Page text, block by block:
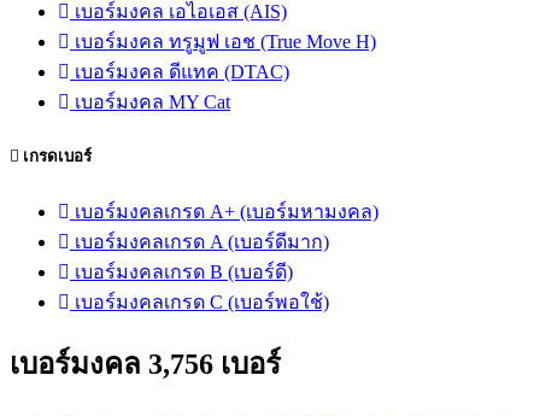
เบอร์มงคล เอไอเอส (AIS)
เบอร์มงคล ทรูมูฟ เอช (True Move H)
เบอร์มงคล ดีแทค (DTAC)
เบอร์มงคล MY Cat
เกรดเบอร์
เบอร์มงคลเกรด A+ (เบอร์มหามงคล)
เบอร์มงคลเกรด A (เบอร์ดีมาก)
เบอร์มงคลเกรด B (เบอร์ดี)
เบอร์มงคลเกรด C (เบอร์พอใช้)
เบอร์มงคล 3,756 เบอร์